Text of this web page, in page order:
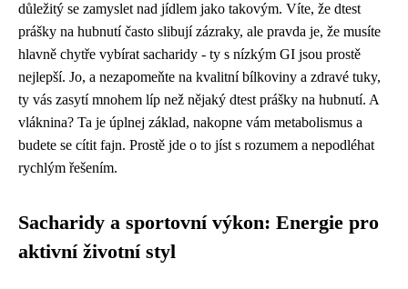
důležitý se zamyslet nad jídlem jako takovým. Víte, že dtest
prášky na hubnutí často slibují zázraky, ale pravda je, že musíte
hlavně chytře vybírat sacharidy - ty s nízkým GI jsou prostě
nejlepší. Jo, a nezapomeňte na kvalitní bílkoviny a zdravé tuky,
ty vás zasytí mnohem líp než nějaký dtest prášky na hubnutí. A
vláknina? Ta je úplnej základ, nakopne vám metabolismus a
budete se cítit fajn. Prostě jde o to jíst s rozumem a nepodléhat
rychlým řešením.
Sacharidy a sportovní výkon: Energie pro
aktivní životní styl